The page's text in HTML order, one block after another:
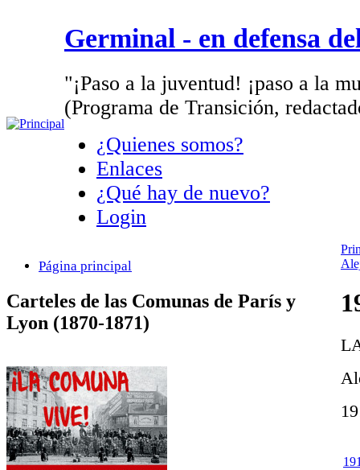
Germinal - en defensa
"¡Paso a la juventud! ¡paso a la
(Programa de Transición,
¿Quienes somos?
Enlaces
¿Qué hay de nuevo?
Login
Página principal
Carteles de las Comunas de París y
Lyon (1870-1871)